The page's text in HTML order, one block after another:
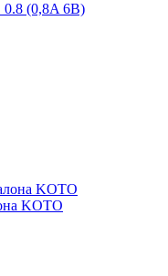
0.8 (0,8A 6В)
KOTO